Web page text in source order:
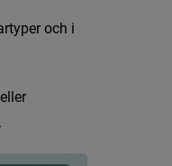
rtyper och i
eller
.